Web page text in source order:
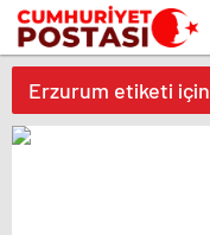
Erzurum etiketi